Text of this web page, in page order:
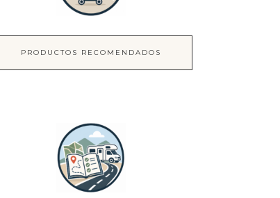
PRODUCTOS RECOMENDADOS